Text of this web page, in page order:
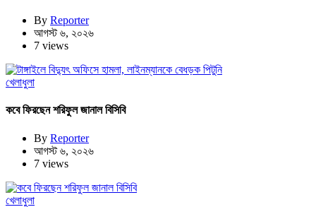
By Reporter
আগস্ট ৬, ২০২৬
7 views
খেলাধুলা
কবে ফিরছেন শরিফুল জানাল বিসিবি
By Reporter
আগস্ট ৬, ২০২৬
7 views
খেলাধুলা